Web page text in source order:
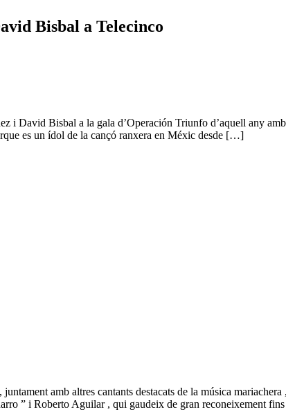
Bisbal a Telecinco
i David Bisbal a la gala d’Operación Triunfo d’aquell any
es un ídol de la cançó ranxera en Méxic desde […]
amb altres cantants destacats de la música
” i Roberto Aguilar , qui gaudeix de gran reconeixement